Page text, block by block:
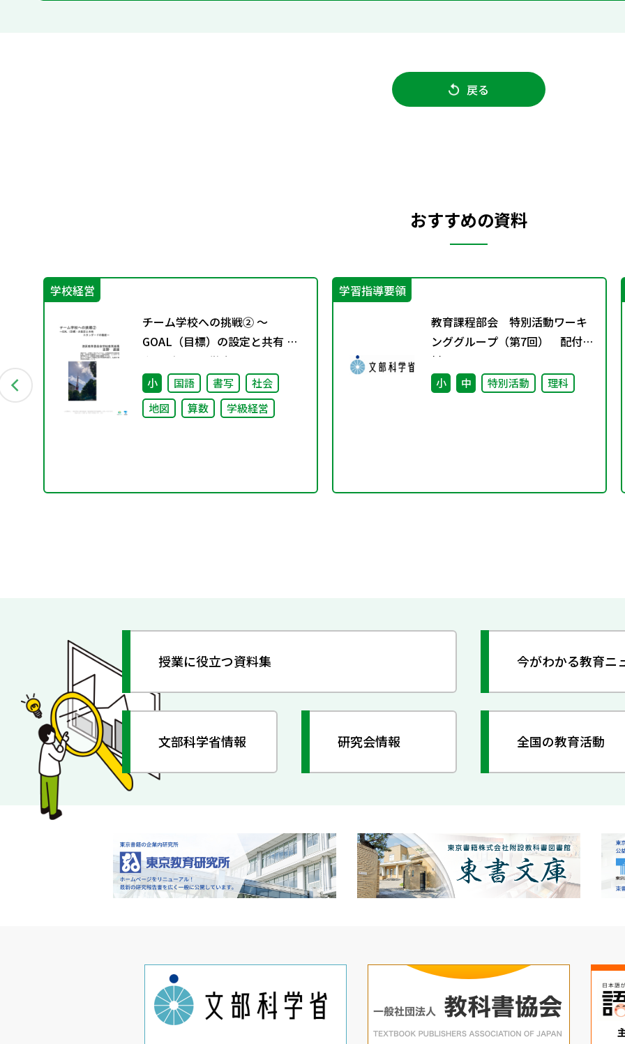
戻る
おすすめの資料
学校経営
チーム学校への挑戦② ～
GOAL（目標）の設定と共有 ス
タンダードの徹底～
小 国語 書写
社会
地図
算数 学級経営
学習指導要領
教育課程部会 特別活動ワーキ
ンググループ（第7回） 配付資
料
小 中 特別活動 理科
授業に役立つ資料集 今がわかる教育ニ
文部科学省情報 研究会情報 全国の教育活動